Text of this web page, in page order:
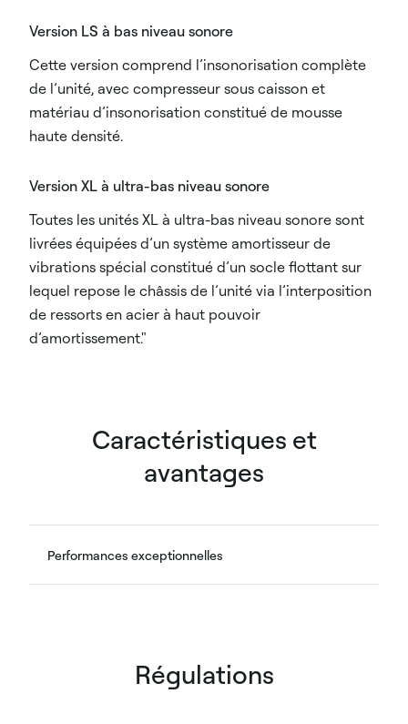
Version LS à bas niveau sonore
Cette version comprend l’insonorisation complète
de l’unité, avec compresseur sous caisson et
matériau d’insonorisation constitué de mousse
haute densité.
Version XL à ultra-bas niveau sonore
Toutes les unités XL à ultra-bas niveau sonore sont
livrées équipées d’un système amortisseur de
vibrations spécial constitué d’un socle flottant sur
lequel repose le châssis de l’unité via l’interposition
de ressorts en acier à haut pouvoir
d’amortissement."
Caractéristiques et
avantages
Performances exceptionnelles
Régulations